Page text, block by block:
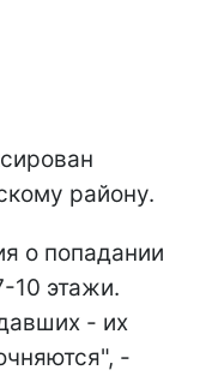
району.
о попадании
10 этажи.
- их
-